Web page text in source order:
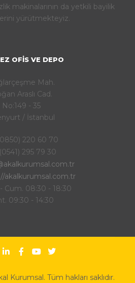
makinalarının da yetkili bayilik
yürütmekteyiz.
OFIS VE DEPO
Mah.
Araslı Cad.
No:149 - 35
/ İstanbul
220 60 70
(0541) 295 79 30
akalkurumsal.com.tr
Cum. 08:30 - 18:30
09:30 - 14:30
Kurumsal. Tüm hakları saklıdır.